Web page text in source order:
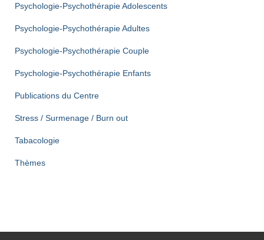
Psychologie-Psychothérapie Adolescents
Psychologie-Psychothérapie Adultes
Psychologie-Psychothérapie Couple
Psychologie-Psychothérapie Enfants
Publications du Centre
Stress / Surmenage / Burn out
Tabacologie
Thèmes